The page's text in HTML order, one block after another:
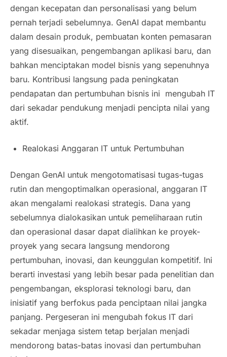
dengan kecepatan dan personalisasi yang belum
pernah terjadi sebelumnya. GenAI dapat membantu
dalam desain produk, pembuatan konten pemasaran
yang disesuaikan, pengembangan aplikasi baru, dan
bahkan menciptakan model bisnis yang sepenuhnya
baru. Kontribusi langsung pada peningkatan
pendapatan dan pertumbuhan bisnis ini mengubah IT
dari sekadar pendukung menjadi pencipta nilai yang
aktif.
Realokasi Anggaran IT untuk Pertumbuhan
Dengan GenAI untuk mengotomatisasi tugas-tugas
rutin dan mengoptimalkan operasional, anggaran IT
akan mengalami realokasi strategis. Dana yang
sebelumnya dialokasikan untuk pemeliharaan rutin
dan operasional dasar dapat dialihkan ke proyek-
proyek yang secara langsung mendorong
pertumbuhan, inovasi, dan keunggulan kompetitif. Ini
berarti investasi yang lebih besar pada penelitian dan
pengembangan, eksplorasi teknologi baru, dan
inisiatif yang berfokus pada penciptaan nilai jangka
panjang. Pergeseran ini mengubah fokus IT dari
sekadar menjaga sistem tetap berjalan menjadi
mendorong batas-batas inovasi dan pertumbuhan